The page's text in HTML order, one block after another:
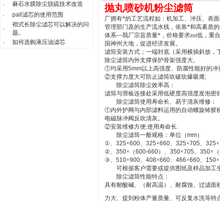
·
麻石水膜除尘脱硫技术改造
·
pall滤芯的使用范围
·
褶式长除尘滤芯可以解决的问
题。
·
如何选购液压油滤芯
抛丸喷砂机粉尘滤筒
厂拥有*的工艺流程如：机加工、冲压、表
管理部门及的生产流水线，依靠*和高素质
体系---我厂宗旨质量*，价格要求zui低，重
国神州大地，促进经济发展。
滤筒安装方式；一端封底（采用横插斜放
除尘滤筒内外支撑保护骨架强度大。
①均采用5mm以上高强度、防腐性能好的
②支撑力度大可防止滤筒吹破吹爆吸瘪;
除尘滤筒除尘效率高：
滤筒与滑板连接处采用低硬度高强度发泡密
除尘滤筒使用寿命长、易于清灰维修：
①内外护网与内部滤料运用的自动螺旋铸胶
电磁脉冲阀反吹清灰。
②安装维修方便,使用寿命长.
除尘滤筒一般规格：单位（mm）
①、 325×600、 325×660、 325×705、 325×
②、 350×（600-660）、 350×705、 350×（
③、 510×900、 408×660、 466×660、 150×
可根据客户需要或提供图纸及样品加工
除尘滤筒性能特点：
具有耐酸碱、（耐高温）、耐腐蚀、过滤
力大、提到粉体产量质量、可反复水洗等特